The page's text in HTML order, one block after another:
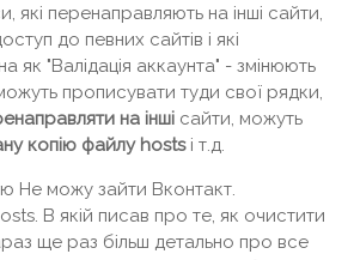
які перенаправляють на інші сайти,
до певних сайтів і які
як "Валідація аккаунта" - змінюють
прописувати туди свої рядки,
на інші сайти, можуть
копію файлу hostsі т.д.
Не можу зайти Вконтакт.
В якій писав про те, як очистити
ще раз більш детально про все